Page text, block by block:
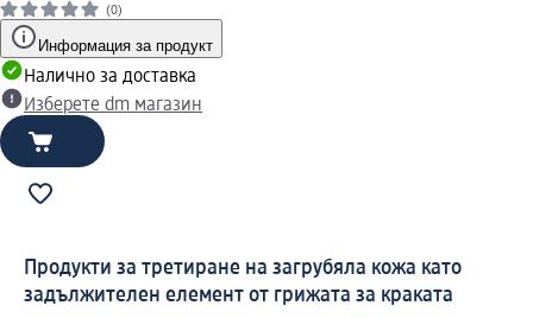
(0)
Информация за продукт
Налично за доставка
Изберете dm магазин
Продукти за третиране на загрубяла кожа като
задължителен елемент от грижата за краката